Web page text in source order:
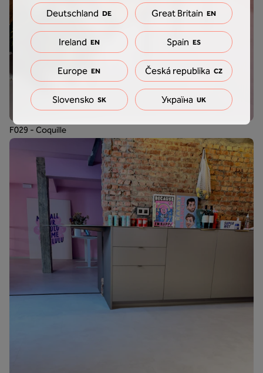
F029 - Coquille
Deutschland DE Great Britain EN
Ireland EN Spain ES
Europe EN Česká republika CZ
Slovensko SK Україна UK